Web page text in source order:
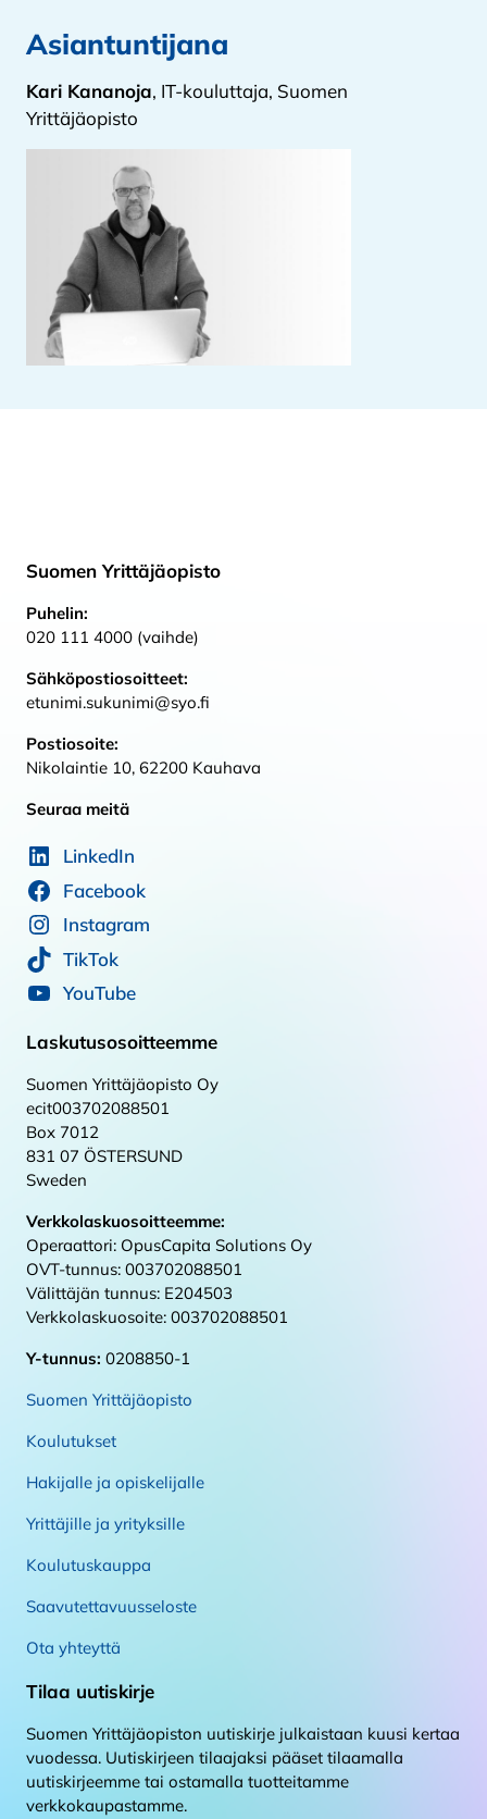
Asiantuntijana
Kari Kananoja, IT-kouluttaja, Suomen
Yrittäjäopisto
Suomen Yrittäjäopisto
Puhelin:
020 111 4000 (vaihde)
Sähköpostiosoitteet:
etunimi.sukunimi@syo.fi
Postiosoite:
Nikolaintie 10, 62200 Kauhava
Seuraa meitä
LinkedIn
Facebook
Instagram
TikTok
YouTube
Laskutusosoitteemme
Suomen Yrittäjäopisto Oy
ecit003702088501
Box 7012
831 07 ÖSTERSUND
Sweden
Verkkolaskuosoitteemme:
Operaattori: OpusCapita Solutions Oy
OVT-tunnus: 003702088501
Välittäjän tunnus: E204503
Verkkolaskuosoite: 003702088501
Y-tunnus: 0208850-1
Suomen Yrittäjäopisto
Koulutukset
Hakijalle ja opiskelijalle
Yrittäjille ja yrityksille
Koulutuskauppa
Saavutettavuusseloste
Ota yhteyttä
Tilaa uutiskirje
Suomen Yrittäjäopiston uutiskirje julkaistaan kuusi kertaa
vuodessa. Uutiskirjeen tilaajaksi pääset tilaamalla
uutiskirjeemme tai ostamalla tuotteitamme
verkkokaupastamme.